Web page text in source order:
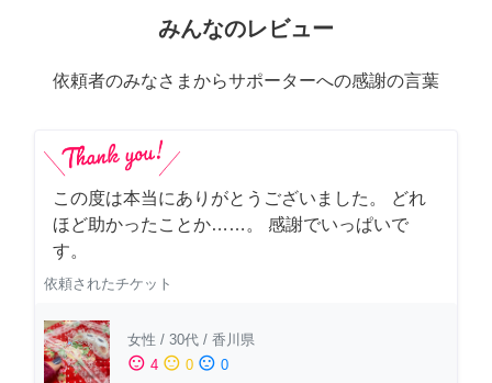
みんなのレビュー
依頼者のみなさまからサポーターへの感謝の言葉
この度は本当にありがとうございました。 どれ
ほど助かったことか……。 感謝でいっぱいで
す。
依頼されたチケット
女性 / 30代 / 香川県
sentiment_satisfied 4 sentiment_neutral 0 sentiment_dissatisfied 0